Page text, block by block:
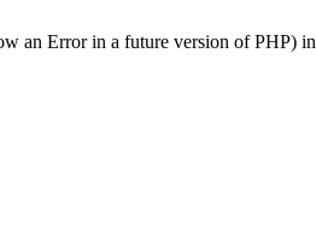
an Error in a future version of PHP) in